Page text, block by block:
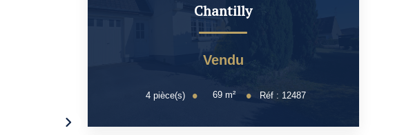
Chantilly
Vendu
4pièce(s) 69m² Réf : 12487